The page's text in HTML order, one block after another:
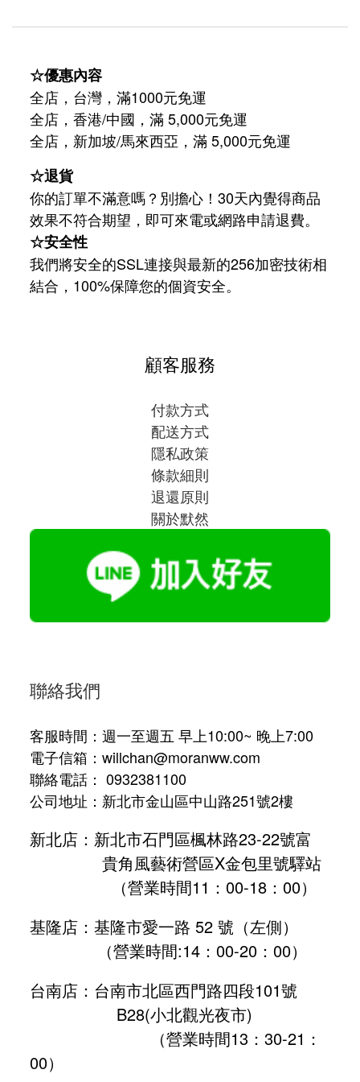
☆優惠內容
全店，台灣，滿1000元免運
全店，香港/中國，滿 5,000元免運
全店，新加坡/馬來西亞，滿 5,000元免運
☆退貨
你的訂單不滿意嗎？別擔心！30天內覺得商品
效果不符合期望，即可來電或網路申請退費。
☆安全性
我們將安全的SSL連接與最新的256加密技術相
結合，100%保障您的個資安全。
顧客服務
付款方式
配送方式
隱私政策
條款細則
退還原則
關於默然
聯絡我們
客服時間：週一至週五 早上10:00~ 晚上7:00
電子信箱：willchan@moranww.com
聯絡電話： 0932381100
公司地址：新北市金山區中山路251號2樓
新北店：新北市石門區楓林路23-22號富
貴角風藝術營區X金包里號驛站
（營業時間11：00-18：00）
基隆店：基隆市愛一路 52 號（左側）
（營業時間:14：00-20：00）
台南店：台南市北區西門路四段101號
B28(小北觀光夜市)
（營業時間13：30-21：
00）